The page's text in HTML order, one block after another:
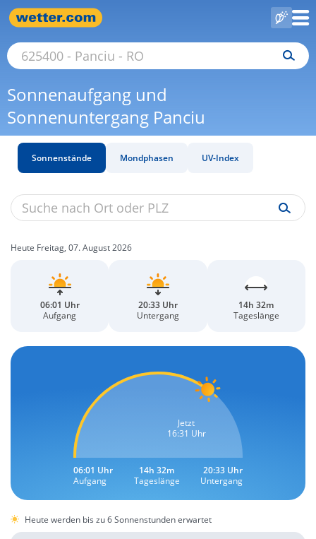
Sonnenaufgang und
Sonnenuntergang Panciu
Sonnenstände Mondphasen UV-Index
Heute Freitag, 07. August 2026
06:01 Uhr
Aufgang
20:33 Uhr
Untergang
14h 32m
Tageslänge
Jetzt
16:31 Uhr
06:01 Uhr
Aufgang
14h 32m
Tageslänge
20:33 Uhr
Untergang
Heute werden bis zu 6 Sonnenstunden erwartet